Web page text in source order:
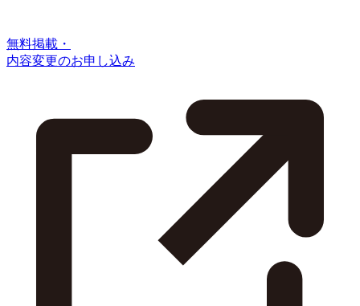
無料掲載・
内容変更のお申し込み